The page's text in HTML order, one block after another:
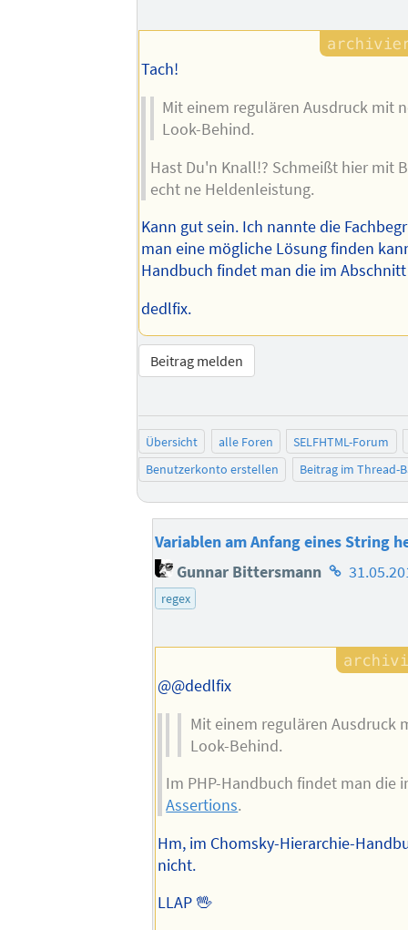
Tach!
Mit einem regulären Ausdruck mit
Look-Behind.
Hast Du'n Knall!? Schmeißt hier mit
echt ne Heldenleistung.
Kann gut sein. Ich nannte die
man eine mögliche Lösung finden
Handbuch findet man die im
dedlfix.
Beitrag melden
Übersicht alle Foren
SELFHTML-Forum
Benutzerkonto erstellen
Beitrag im Thread-
Variablen am Anfang eines String
Gunnar Bittersmann Homepage
regex
@@dedlfix
Mit einem regulären Ausdruck
Look-Behind.
Im PHP-Handbuch findet man die
Assertions.
Hm, im Chomsky-Hierarchie-
nicht.
LLAP 🖖